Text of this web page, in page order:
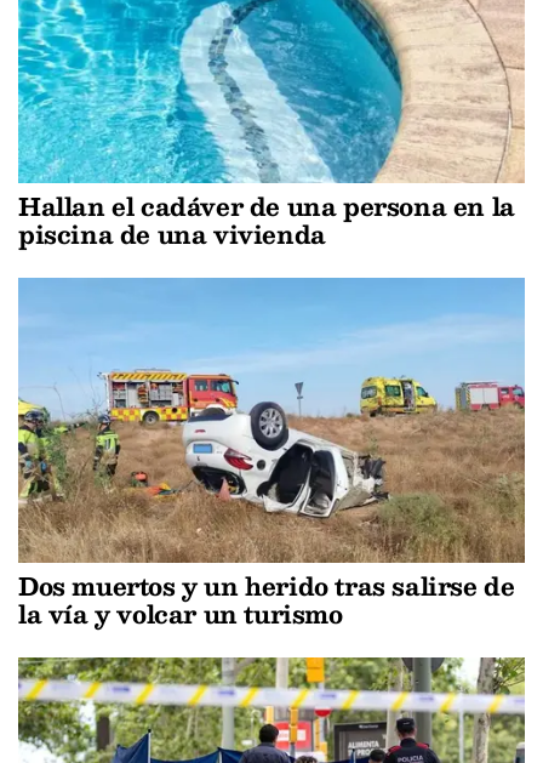
Hallan el cadáver de una persona en la
piscina de una vivienda
Dos muertos y un herido tras salirse de
la vía y volcar un turismo